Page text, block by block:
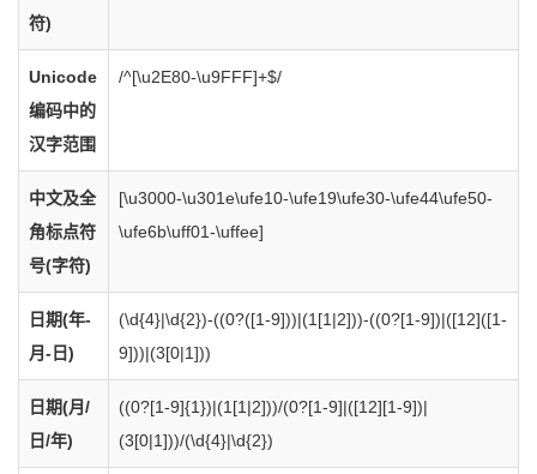
符)
Unicode
编码中的
汉字范围
/^[\u2E80-\u9FFF]+$/
中文及全
角标点符
号(字符)
[\u3000-\u301e\ufe10-\ufe19\ufe30-\ufe44\ufe50-
\ufe6b\uff01-\uffee]
日期(年-
月-日)
(\d{4}|\d{2})-((0?([1-9]))|(1[1|2]))-((0?[1-9])|([12]([1-
9]))|(3[0|1]))
日期(月/
日/年)
((0?[1-9]{1})|(1[1|2]))/(0?[1-9]|([12][1-9])|
(3[0|1]))/(\d{4}|\d{2})